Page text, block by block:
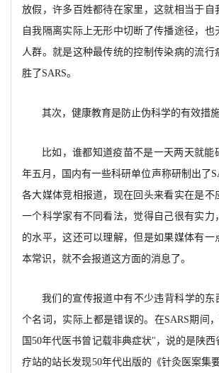
放假，许多百姓都待在家里，这就相当于自
自我隔离实际上无形中切断了传播途径，也
人群。就是这种最传统的控制传染病的流行
胜了SARS。
其次，健康教育是防止伪科学的有效措施
比如，谁都知道疫苗不是一天两天就能
年五月，国内有一些科研单位声称研制出了
各大媒体竞相报道，现在回头来看实在是不
一个科学家有不同看法，觉得自己很有实力
的水平，这还可以理解，但是如果媒体有一
本常识，就不会报道这方面的消息了。
我们的宣传报道中有不少违背科学的东
个名词，实际上都是错误的。在SARS期间
国50年代医书曾记载非典症状"，说的是陕
疗站的站长发现50年代出版的《针灸医案集